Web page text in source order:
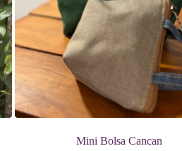
Mini Bolsa Cancan